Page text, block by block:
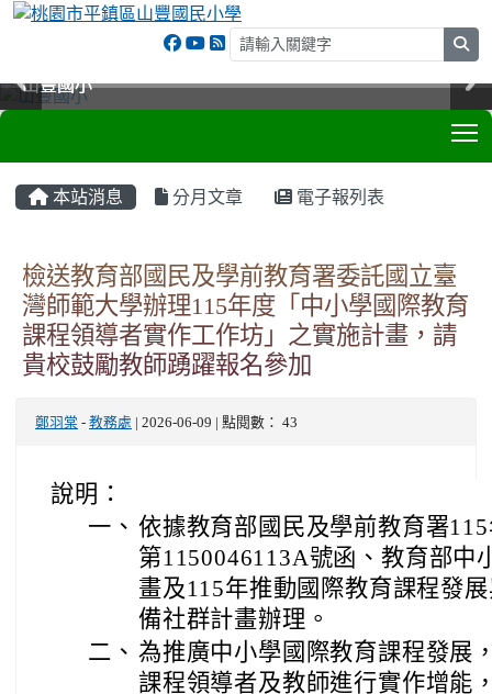
山豐國小
山豐國小
山豐國小
山豐國小
本站消息 分月文章 電子報列表
檢送教育部國民及學前教育署委託國立臺
灣師範大學辦理115年度「中小學國際教育
課程領導者實作工作坊」之實施計畫，請
貴校鼓勵教師踴躍報名參加
鄭羽棠 - 教務處 | 2026-06-09 | 點閱數： 43
說明：
一、 依據教育部國民及學前教育署
第1150046113A號函、教育部中
畫及115年推動國際教育課程發
備社群計畫辦理。
二、 為推廣中小學國際教育課程發展
課程領導者及教師進行實作增能